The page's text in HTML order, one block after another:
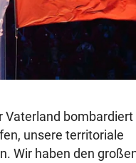
Vaterland
unsere territoriale
Wir haben den